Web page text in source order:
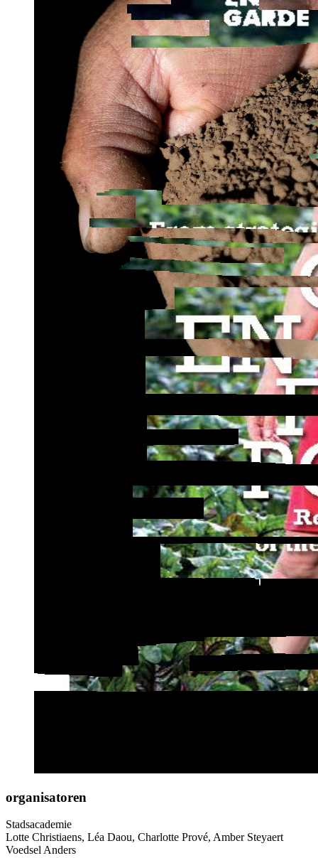
organisatoren
Stadsacademie
Lotte Christiaens, Léa Daou, Charlotte Prové, Amber Steyaert
Voedsel Anders